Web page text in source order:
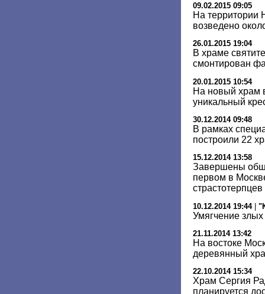
09.02.2015 09:05
На территории
возведено
26.01.2015 19:04
В храме
смонтирован
20.01.2015 10:54
На новый храм
уникальный
30.12.2014 09:48
В рамках
построили 22
15.12.2014 13:58
Завершены
первом в
страстотерпцев
10.12.2014 19:44|
Умягчение
21.11.2014 13:42
На востоке
деревянный
22.10.2014 15:34
Храм Сергия
планируется